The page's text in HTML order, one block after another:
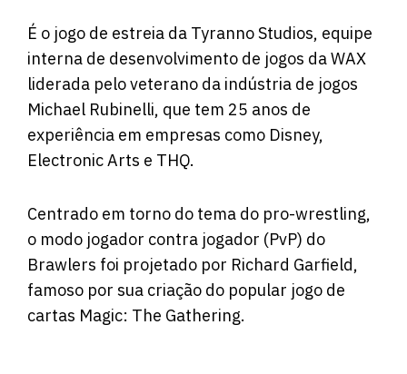
É o jogo de estreia da Tyranno Studios, equipe
interna de desenvolvimento de jogos da WAX
liderada pelo veterano da indústria de jogos
Michael Rubinelli, que tem 25 anos de
experiência em empresas como Disney,
Electronic Arts e THQ.
Centrado em torno do tema do pro-wrestling,
o modo jogador contra jogador (PvP) do
Brawlers foi projetado por Richard Garfield,
famoso por sua criação do popular jogo de
cartas Magic: The Gathering.